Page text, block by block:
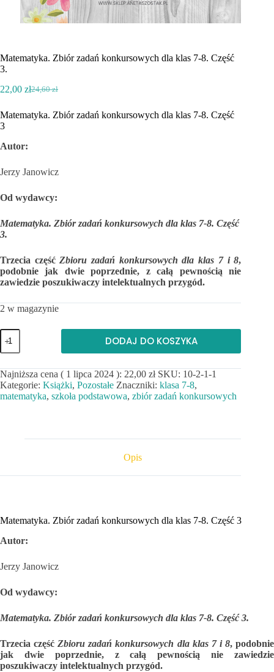
Matematyka. Zbiór zadań konkursowych dla klas 7-8. Część
3.
24,60zł
Pierwotna
wynosiła:
22,00 złAktualna
wynosi:
Matematyka. Zbiór zadań konkursowych dla klas 7-8. Część
3
Autor:
Jerzy Janowicz
Od wydawcy:
Matematyka. Zbiór zadań konkursowych dla klas 7-8. Część
3.
Trzecia częśćZbioru zadań konkursowych dla klas 7 i 8,
podobnie jak dwie poprzednie, z całą pewnością nie
zawiedzie poszukiwaczy intelektualnych przygód.
2 w magazynie
ilość
Matematyka.
Zbiór
konkursowych
dla
klas
DODAJ DO KOSZYKA
Najniższa cena ( 1 lipca 2024 ): 22,00 zł SKU: 10-2-1-1
Kategorie: Książki, Pozostałe Znaczniki: klasa 7-8,
matematyka, szkoła podstawowa, zbiór zadań konkursowych
Opis
Matematyka. Zbiór zadań konkursowych dla klas 7-8. Część 3
Autor:
Jerzy Janowicz
Od wydawcy:
Matematyka. Zbiór zadań konkursowych dla klas 7-8. Część 3.
Trzecia częśćZbioru zadań konkursowych dla klas 7 i 8, podobnie
jak dwie poprzednie, z całą pewnością nie zawiedzie
poszukiwaczy intelektualnych przygód.